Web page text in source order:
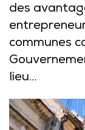
des
communes
lieu…